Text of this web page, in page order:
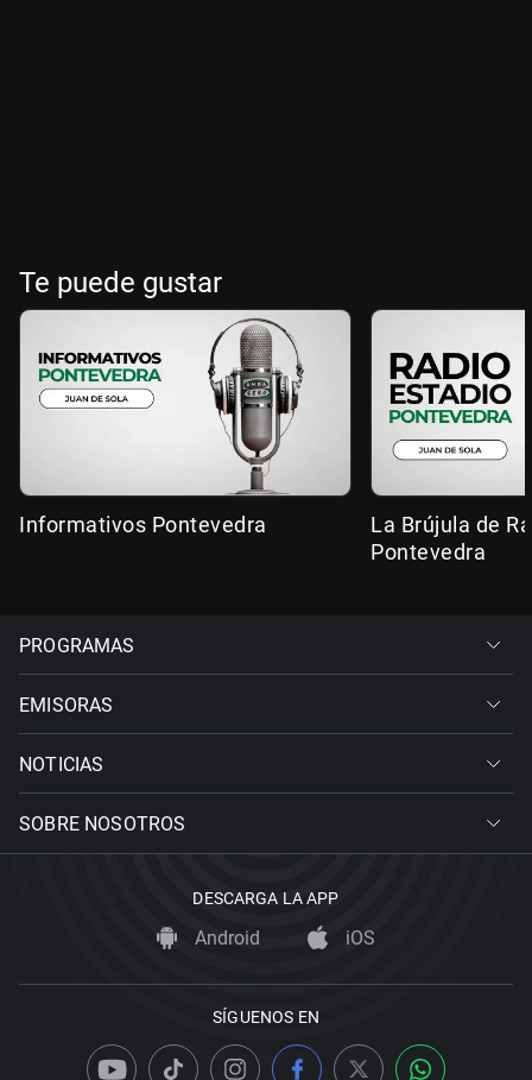
Te puede gustar
Informativos Pontevedra
La Brújula de
Pontevedra
PROGRAMAS
EMISORAS
NOTICIAS
SOBRE NOSOTROS
DESCARGA LA APP
Android iOS
SÍGUENOS EN